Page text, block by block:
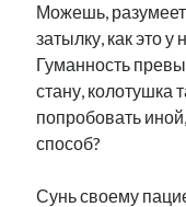
Можешь,
затылку, как это у
Гуманность
стану, колотушка
попробовать
способ?
Сунь своему